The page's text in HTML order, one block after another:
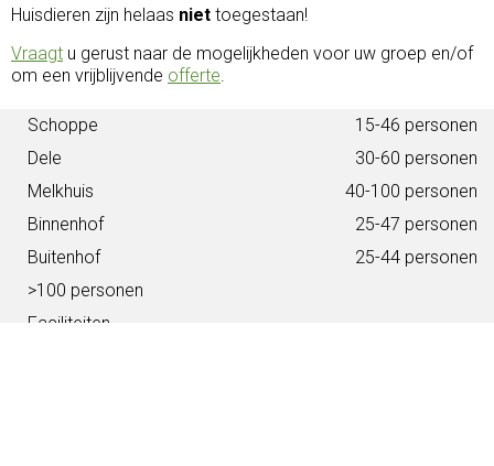
Huisdieren zijn helaas niet toegestaan!
Vraagt u gerust naar de mogelijkheden voor uw groep en/of
om een vrijblijvende offerte.
Schoppe
15-46 personen
Dele
30-60 personen
Melkhuis
40-100 personen
Binnenhof
25-47 personen
Buitenhof
25-44 personen
>100 personen
Faciliteiten